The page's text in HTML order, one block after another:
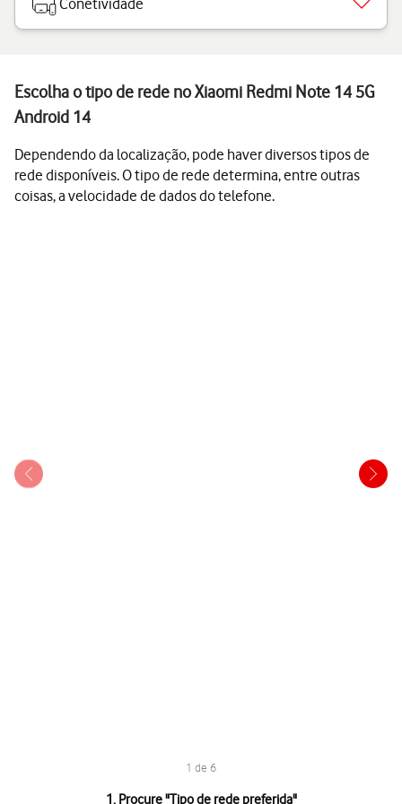
Conetividade
Escolha o tipo de rede no Xiaomi Redmi Note 14 5G
Android 14
Dependendo da localização, pode haver diversos tipos de
rede disponíveis. O tipo de rede determina, entre outras
coisas, a velocidade de dados do telefone.
1 de 6
1. Procure "Tipo de rede preferida"